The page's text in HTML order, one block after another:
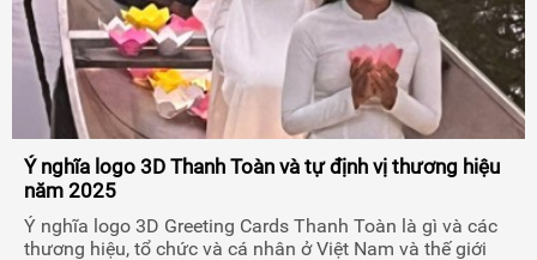
Ý nghĩa logo 3D Thanh Toàn và tự định vị thương hiệu
năm 2025
Ý nghĩa logo 3D Greeting Cards Thanh Toàn là gì và các
thương hiệu, tổ chức và cá nhân ở Việt Nam và thế giới